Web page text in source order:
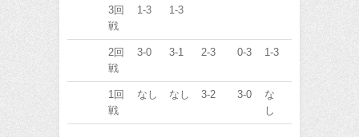
3回
戦
1-3 1-3
2回
戦
3-0 3-1 2-3 0-3 1-3
1回
戦
なし なし 3-2 3-0
な
し